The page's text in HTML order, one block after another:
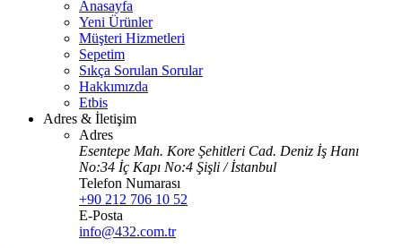
Anasayfa
Yeni Ürünler
Müşteri Hizmetleri
Sepetim
Sıkça Sorulan Sorular
Hakkımızda
Etbis
Adres & İletişim
Adres
Esentepe Mah. Kore Şehitleri Cad. Deniz İş Hanı
No:34 İç Kapı No:4 Şişli / İstanbul
Telefon Numarası
+90 212 706 10 52
E-Posta
info@432.com.tr